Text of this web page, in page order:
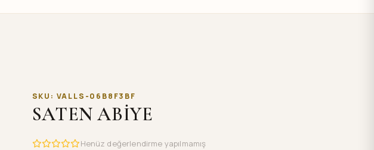
SKU: VALLS-06B8F3BF
SATEN ABİYE
Henüz değerlendirme yapılmamış